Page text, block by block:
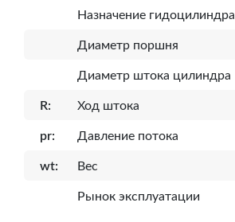
Назначение гидоцилиндра
Диаметр поршня
Диаметр штока цилиндра
R: Ход штока
pr: Давление потока
wt: Вес
Рынок эксплуатации